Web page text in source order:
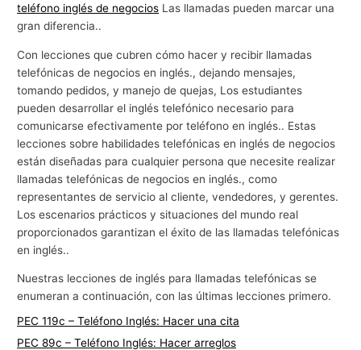
teléfono inglés de negocios Las llamadas pueden marcar una
gran diferencia..
Con lecciones que cubren cómo hacer y recibir llamadas
telefónicas de negocios en inglés., dejando mensajes,
tomando pedidos, y manejo de quejas, Los estudiantes
pueden desarrollar el inglés telefónico necesario para
comunicarse efectivamente por teléfono en inglés.. Estas
lecciones sobre habilidades telefónicas en inglés de negocios
están diseñadas para cualquier persona que necesite realizar
llamadas telefónicas de negocios en inglés., como
representantes de servicio al cliente, vendedores, y gerentes.
Los escenarios prácticos y situaciones del mundo real
proporcionados garantizan el éxito de las llamadas telefónicas
en inglés..
Nuestras lecciones de inglés para llamadas telefónicas se
enumeran a continuación, con las últimas lecciones primero.
PEC 119c – Teléfono Inglés: Hacer una cita
PEC 89c – Teléfono Inglés: Hacer arreglos